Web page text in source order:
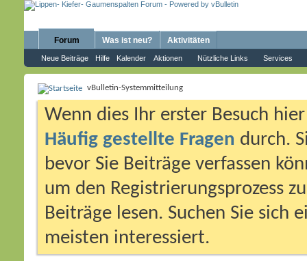
Forum
Neue Beiträge Hilfe Kalender Aktionen Nützliche Links Services
Was ist neu? Aktivitäten
vBulletin-Systemmitteilung
Wenn dies Ihr erster Besuch
Häufig gestellte Fragen durch.
bevor Sie Beiträge verfassen
um den Registrierungsprozess
Beiträge lesen. Suchen Sie sich
meisten interessiert.